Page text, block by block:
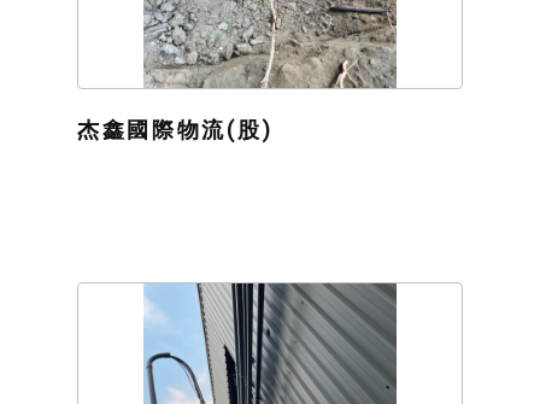
杰鑫國際物流(股)